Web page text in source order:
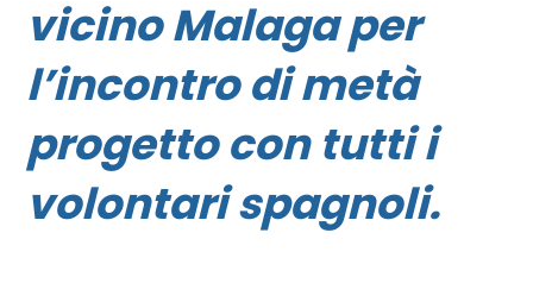
vicino Malaga per
l’incontro di metà
progetto con tutti i
volontari spagnoli.